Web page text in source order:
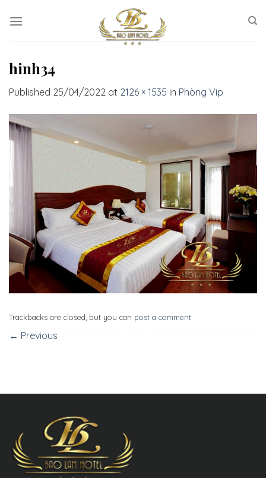
hinh34
Published 25/04/2022 at 2126 × 1535 in Phòng Vip
Trackbacks are closed, but you can post a comment
← Previous